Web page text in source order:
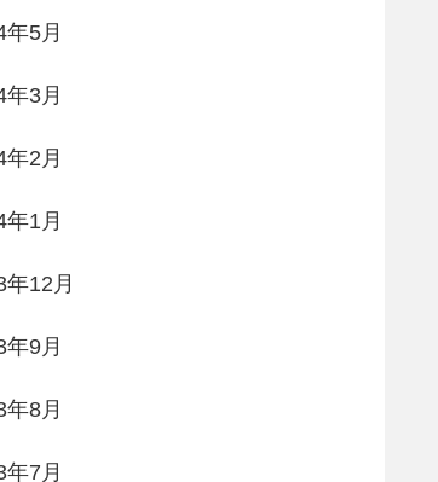
年5月
年3月
年2月
年1月
年12月
年9月
年8月
年7月